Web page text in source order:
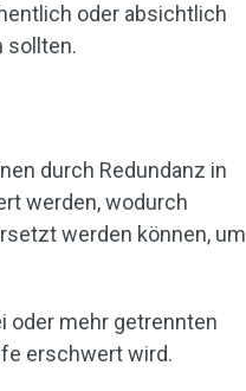
oder absichtlich
sollten.
durch Redundanz in
werden, wodurch
werden können, um
oder mehr getrennten
erschwert wird.